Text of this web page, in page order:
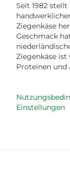
Seit 1982
Ziegenkäse
Geschmack
Ziegenkäse
Proteinen und
Einstellungen